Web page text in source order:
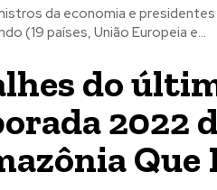
da economia e
(19 países, União Europeia e...
do
2022
Que